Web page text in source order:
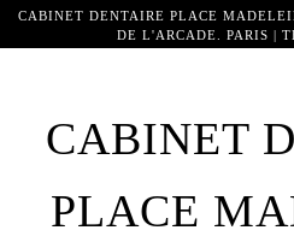
CABINET DENTAIRE PLACE
DE L'ARCADE. PARIS |
CABINET
PLACE